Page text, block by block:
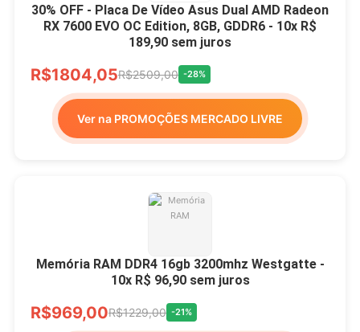
30% OFF - Placa De Vídeo Asus Dual AMD Radeon
RX 7600 EVO OC Edition, 8GB, GDDR6 - 10x R$
189,90 sem juros
R$1804,05R$2509,00 -28%
Ver na PROMOÇÕES MERCADO LIVRE
Memória RAM DDR4 16gb 3200mhz Westgatte -
10x R$ 96,90 sem juros
R$969,00R$1229,00 -21%